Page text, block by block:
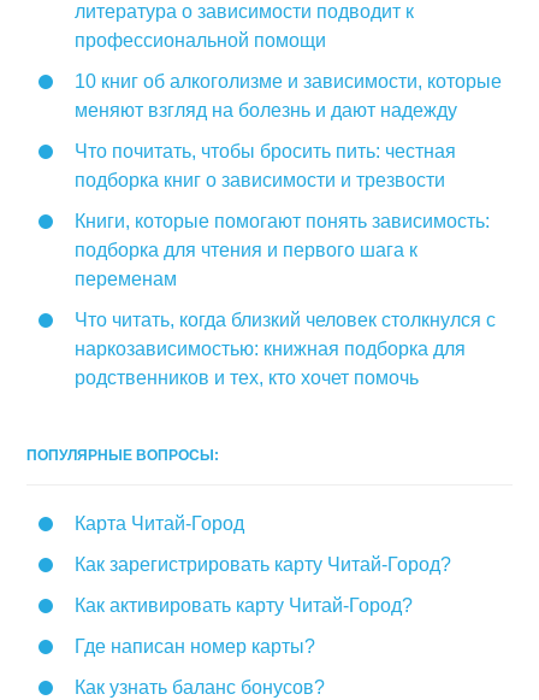
литература о зависимости подводит к
профессиональной помощи
10 книг об алкоголизме и зависимости, которые
меняют взгляд на болезнь и дают надежду
Что почитать, чтобы бросить пить: честная
подборка книг о зависимости и трезвости
Книги, которые помогают понять зависимость:
подборка для чтения и первого шага к
переменам
Что читать, когда близкий человек столкнулся с
наркозависимостью: книжная подборка для
родственников и тех, кто хочет помочь
ПОПУЛЯРНЫЕ ВОПРОСЫ:
Карта Читай-Город
Как зарегистрировать карту Читай-Город?
Как активировать карту Читай-Город?
Где написан номер карты?
Как узнать баланс бонусов?